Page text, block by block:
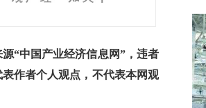
“中国产业经济信息网”，违者
作者个人观点，不代表本网观